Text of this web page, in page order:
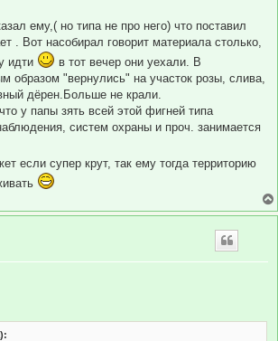
ему,( но типа не про него) что поставил
. Вот насобирал говорит материала столько,
идти
в тот вечер они уехали. В
образом "вернулись" на участок розы, слива,
дёрен.Больше не крали.
у папы зять всей этой фигней типа
систем охраны и проч. занимается
если супер крут, так ему тогда территорию